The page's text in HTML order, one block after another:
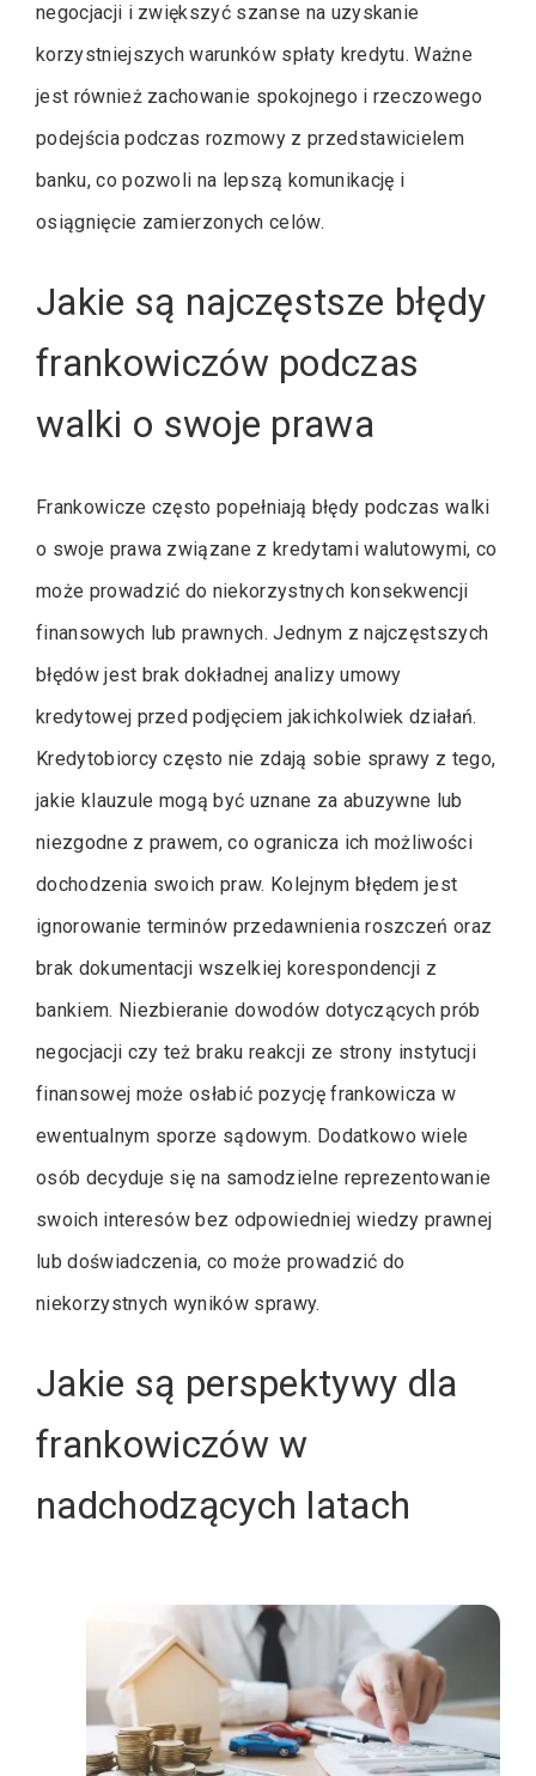
negocjacji i zwiększyć szanse na uzyskanie
korzystniejszych warunków spłaty kredytu. Ważne
jest również zachowanie spokojnego i rzeczowego
podejścia podczas rozmowy z przedstawicielem
banku, co pozwoli na lepszą komunikację i
osiągnięcie zamierzonych celów.
Jakie są najczęstsze błędy
frankowiczów podczas
walki o swoje prawa
Frankowicze często popełniają błędy podczas walki
o swoje prawa związane z kredytami walutowymi, co
może prowadzić do niekorzystnych konsekwencji
finansowych lub prawnych. Jednym z najczęstszych
błędów jest brak dokładnej analizy umowy
kredytowej przed podjęciem jakichkolwiek działań.
Kredytobiorcy często nie zdają sobie sprawy z tego,
jakie klauzule mogą być uznane za abuzywne lub
niezgodne z prawem, co ogranicza ich możliwości
dochodzenia swoich praw. Kolejnym błędem jest
ignorowanie terminów przedawnienia roszczeń oraz
brak dokumentacji wszelkiej korespondencji z
bankiem. Niezbieranie dowodów dotyczących prób
negocjacji czy też braku reakcji ze strony instytucji
finansowej może osłabić pozycję frankowicza w
ewentualnym sporze sądowym. Dodatkowo wiele
osób decyduje się na samodzielne reprezentowanie
swoich interesów bez odpowiedniej wiedzy prawnej
lub doświadczenia, co może prowadzić do
niekorzystnych wyników sprawy.
Jakie są perspektywy dla
frankowiczów w
nadchodzących latach